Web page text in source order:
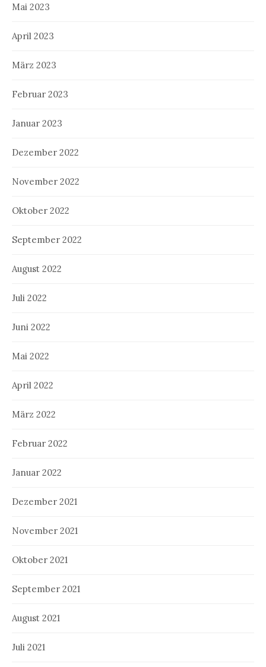
Mai 2023
April 2023
März 2023
Februar 2023
Januar 2023
Dezember 2022
November 2022
Oktober 2022
September 2022
August 2022
Juli 2022
Juni 2022
Mai 2022
April 2022
März 2022
Februar 2022
Januar 2022
Dezember 2021
November 2021
Oktober 2021
September 2021
August 2021
Juli 2021